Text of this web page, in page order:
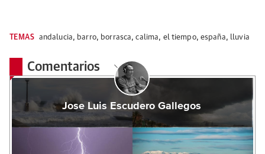
TEMAS andalucia, barro, borrasca,calima, el tiempo, españa, lluvia
Comentarios
Jose Luis Escudero Gallegos